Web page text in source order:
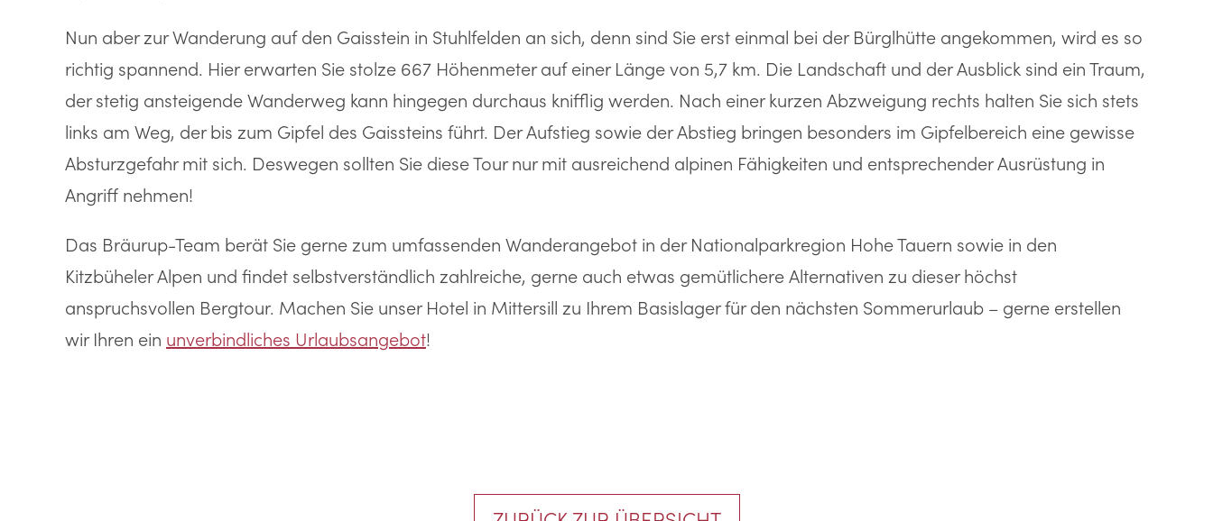
Nun aber zur Wanderung auf den Gaisstein in Stuhlfelden an sich, denn sind Sie erst einmal bei der Bürglhütte angekommen, wird es so
richtig spannend. Hier erwarten Sie stolze 667 Höhenmeter auf einer Länge von 5,7 km. Die Landschaft und der Ausblick sind ein Traum,
der stetig ansteigende Wanderweg kann hingegen durchaus knifflig werden. Nach einer kurzen Abzweigung rechts halten Sie sich stets
links am Weg, der bis zum Gipfel des Gaissteins führt. Der Aufstieg sowie der Abstieg bringen besonders im Gipfelbereich eine gewisse
Absturzgefahr mit sich. Deswegen sollten Sie diese Tour nur mit ausreichend alpinen Fähigkeiten und entsprechender Ausrüstung in
Angriff nehmen!
Das Bräurup-Team berät Sie gerne zum umfassenden Wanderangebot in der Nationalparkregion Hohe Tauern sowie in den
Kitzbüheler Alpen und findet selbstverständlich zahlreiche, gerne auch etwas gemütlichere Alternativen zu dieser höchst
anspruchsvollen Bergtour. Machen Sie unser Hotel in Mittersill zu Ihrem Basislager für den nächsten Sommerurlaub – gerne erstellen
wir Ihren ein unverbindliches Urlaubsangebot!